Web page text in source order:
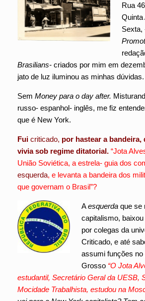
Rua
Quinta
Sexta,
Brasilians- criados por mim em
jato de luz iluminou as minhas dúvidas.
Sem Money para o day after.
russo- espanhol- inglês, me fiz
que é New York.
Fui criticado, por hastear a
vivia sob regime ditatorial. “Jota
União Soviética, a estrela- guia dos
esquerda, e levanta a bandeira dos
que governam o Brasil”?
Aesquerdaque se
capitalismo,
por colegas da
Criticado, e até
assumi funções
Grosso “O Jota
estudantil, Secretário Geral da UESB,
Mocidade Trabalhista, estudou na